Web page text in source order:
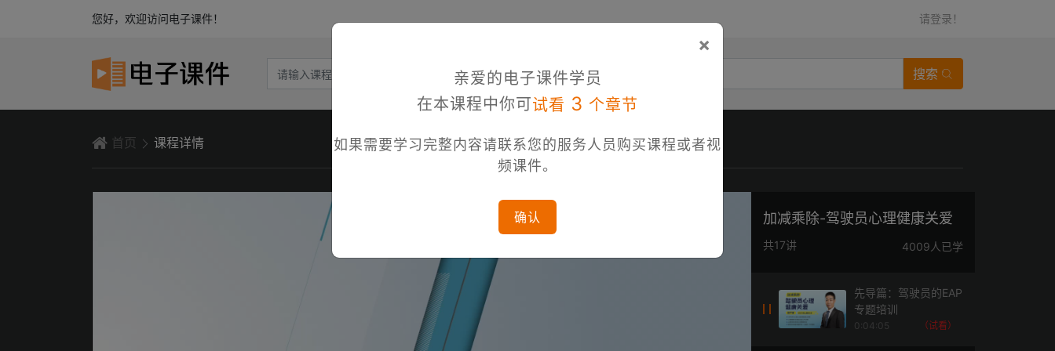
您好，欢迎访问电子课件！ 请登录！
搜索
首页 课程详情
加减乘除-驾驶员心理健康关爱
共17讲 4009人已学
先导篇：驾驶员的EAP
专题培训
0:04:05 （试看）
×
亲爱的电子课件学员
在本课程中你可试看 3 个章节
如果需要学习完整内容请联系您的服务人员购买课程或者视
频课件。
确认